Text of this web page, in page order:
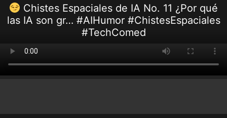
Chistes Espaciales de IA No. 11 ¿Por qué
las IA son gr… #AIHumor #ChistesEspaciales
#TechComed